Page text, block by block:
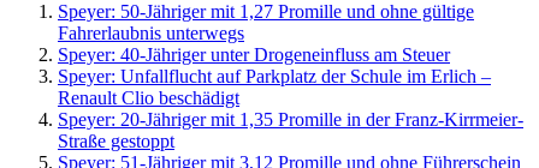
Speyer: 50-Jähriger mit 1,27 Promille und ohne gültige
Fahrerlaubnis unterwegs
Speyer: 40-Jähriger unter Drogeneinfluss am Steuer
Speyer: Unfallflucht auf Parkplatz der Schule im Erlich –
Renault Clio beschädigt
Speyer: 20-Jähriger mit 1,35 Promille in der Franz-Kirrmeier-
Straße gestoppt
Speyer: 51-Jähriger mit 3,12 Promille und ohne Führerschein